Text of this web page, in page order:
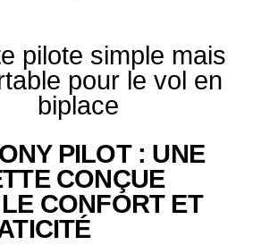
pilote simple mais
pour le vol en
biplace
PILOT : UNE
CONÇUE
CONFORT ET